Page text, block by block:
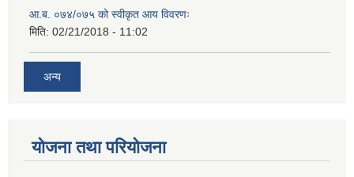
आ.ब. ०७४/०७५ को स्वीकृत आय विवरणः
मिति: 02/21/2018 - 11:02
अन्य
योजना तथा परियोजना